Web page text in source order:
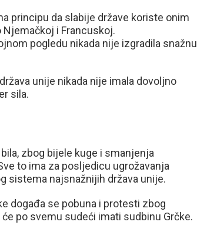
principu da slabije države koriste onim
i Francuskoj.
pogledu nikada nije izgradila snažnu
unije nikada nije imala dovoljno
sila.
zbog bijele kuge i smanjenja
to ima za posljedicu ugrožavanja
sistema najsnažnijih država unije.
događa se pobuna i protesti zbog
po svemu sudeći imati sudbinu Grčke.